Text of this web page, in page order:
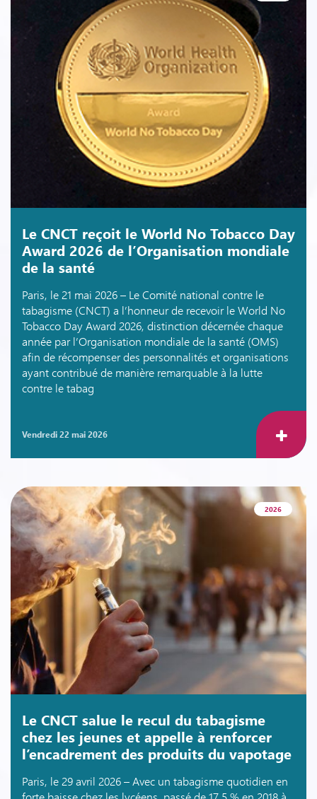
Le CNCT reçoit le World No Tobacco Day
Award 2026 de l’Organisation mondiale
de la santé
Paris, le 21 mai 2026 – Le Comité national contre le
tabagisme (CNCT) a l’honneur de recevoir le World No
Tobacco Day Award 2026, distinction décernée chaque
année par l’Organisation mondiale de la santé (OMS)
afin de récompenser des personnalités et organisations
ayant contribué de manière remarquable à la lutte
contre le tabag
vendredi 22 mai 2026
2026
Le CNCT salue le recul du tabagisme
chez les jeunes et appelle à renforcer
l’encadrement des produits du vapotage
Paris, le 29 avril 2026 – Avec un tabagisme quotidien en